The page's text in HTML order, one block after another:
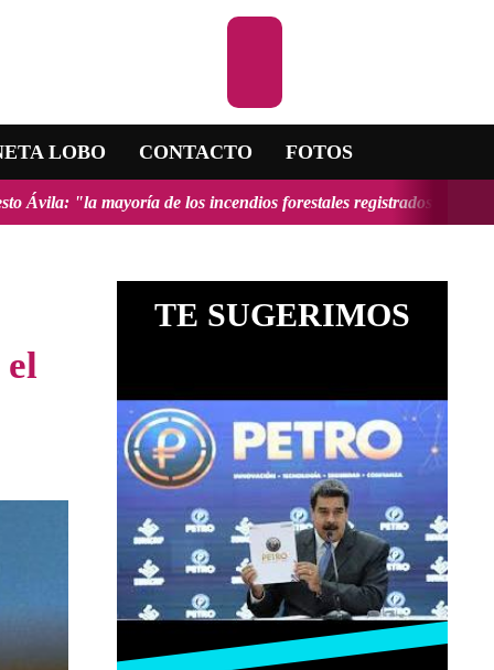
LOBO CONTACTO FOTOS
de los incendios forestales registrados en el país fueron
el
TE SUGERIMOS